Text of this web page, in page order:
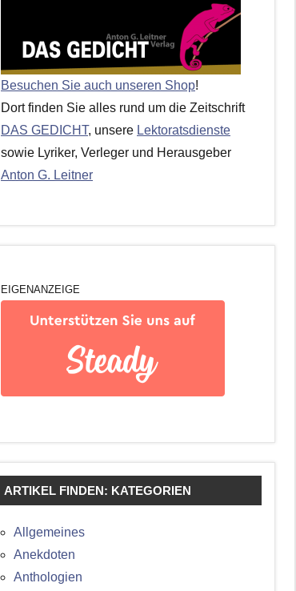
Besuchen Sie auch unseren Shop!
Dort finden Sie alles rund um die Zeitschrift
DAS GEDICHT, unsere Lektoratsdienste
sowie Lyriker, Verleger und Herausgeber
Anton G. Leitner
EIGENANZEIGE
ARTIKEL FINDEN: KATEGORIEN
Allgemeines
Anekdoten
Anthologien